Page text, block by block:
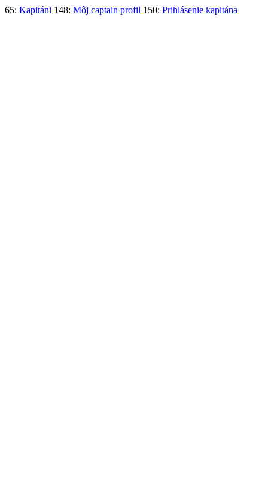
65: Kapitáni 148: Môj captain profil 150: Prihlásenie kapitána